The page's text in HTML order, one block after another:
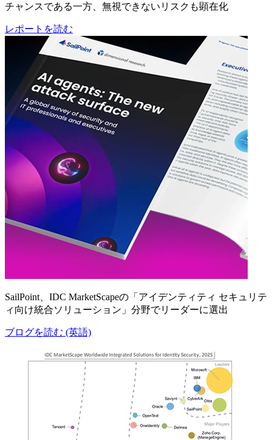
チャンスである一方、無視できないリスクも顕在化
レポートを読む
SailPoint、IDC MarketScapeの「アイデンティティ セキュリテ
ィ向け統合ソリューション」分野でリーダーに選出
ブログを読む (英語)